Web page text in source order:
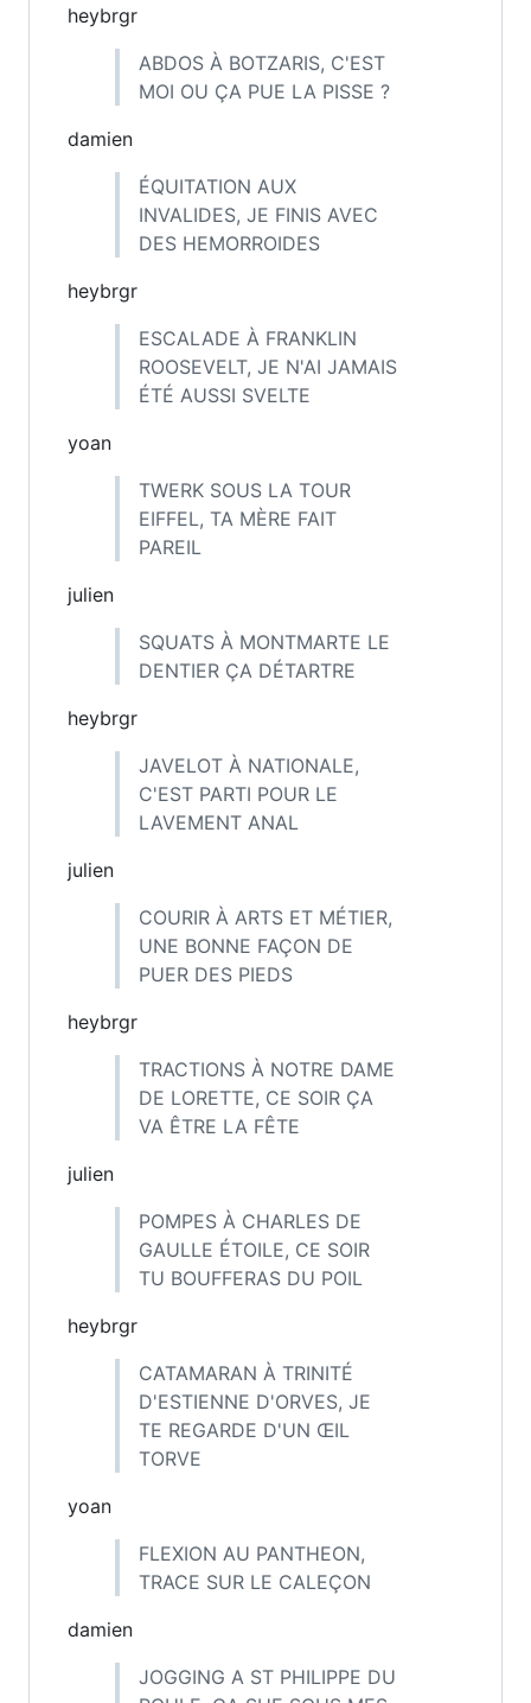
heybrgr
ABDOS À BOTZARIS, C'EST
MOI OU ÇA PUE LA PISSE ?
damien
ÉQUITATION AUX
INVALIDES, JE FINIS AVEC
DES HEMORROIDES
heybrgr
ESCALADE À FRANKLIN
ROOSEVELT, JE N'AI JAMAIS
ÉTÉ AUSSI SVELTE
yoan
TWERK SOUS LA TOUR
EIFFEL, TA MÈRE FAIT
PAREIL
julien
SQUATS À MONTMARTE LE
DENTIER ÇA DÉTARTRE
heybrgr
JAVELOT À NATIONALE,
C'EST PARTI POUR LE
LAVEMENT ANAL
julien
COURIR À ARTS ET MÉTIER,
UNE BONNE FAÇON DE
PUER DES PIEDS
heybrgr
TRACTIONS À NOTRE DAME
DE LORETTE, CE SOIR ÇA
VA ÊTRE LA FÊTE
julien
POMPES À CHARLES DE
GAULLE ÉTOILE, CE SOIR
TU BOUFFERAS DU POIL
heybrgr
CATAMARAN À TRINITÉ
D'ESTIENNE D'ORVES, JE
TE REGARDE D'UN ŒIL
TORVE
yoan
FLEXION AU PANTHEON,
TRACE SUR LE CALEÇON
damien
JOGGING A ST PHILIPPE DU